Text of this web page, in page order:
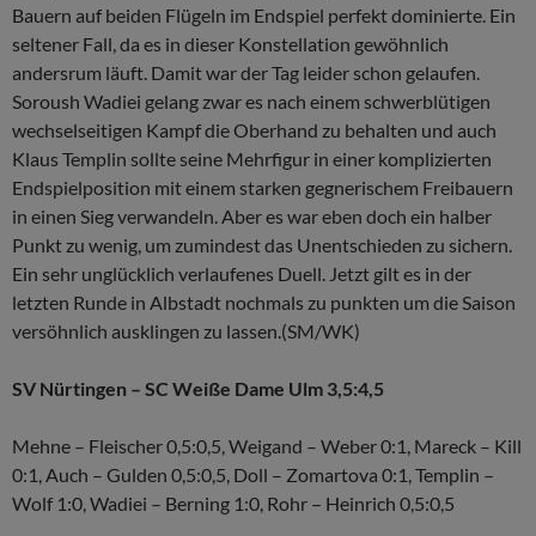
Bauern auf beiden Flügeln im Endspiel perfekt dominierte. Ein
seltener Fall, da es in dieser Konstellation gewöhnlich
andersrum läuft. Damit war der Tag leider schon gelaufen.
Soroush Wadiei gelang zwar es nach einem schwerblütigen
wechselseitigen Kampf die Oberhand zu behalten und auch
Klaus Templin sollte seine Mehrfigur in einer komplizierten
Endspielposition mit einem starken gegnerischem Freibauern
in einen Sieg verwandeln. Aber es war eben doch ein halber
Punkt zu wenig, um zumindest das Unentschieden zu sichern.
Ein sehr unglücklich verlaufenes Duell. Jetzt gilt es in der
letzten Runde in Albstadt nochmals zu punkten um die Saison
versöhnlich ausklingen zu lassen.(SM/WK)
SV Nürtingen – SC Weiße Dame Ulm 3,5:4,5
Mehne – Fleischer 0,5:0,5, Weigand – Weber 0:1, Mareck – Kill
0:1, Auch – Gulden 0,5:0,5, Doll – Zomartova 0:1, Templin –
Wolf 1:0, Wadiei – Berning 1:0, Rohr – Heinrich 0,5:0,5